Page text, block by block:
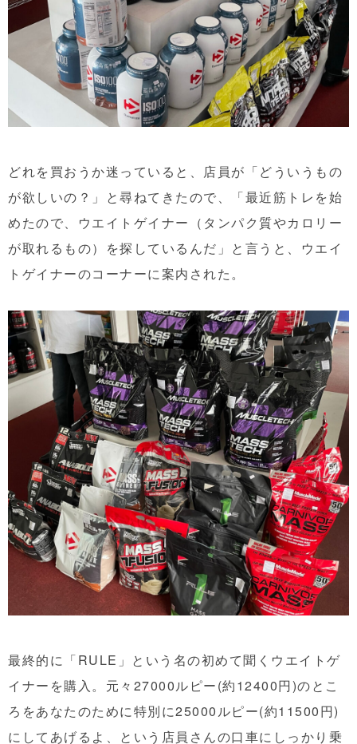
どれを買おうか迷っていると、店員が「どういうもの
が欲しいの？」と尋ねてきたので、「最近筋トレを始
めたので、ウエイトゲイナー（タンパク質やカロリー
が取れるもの）を探しているんだ」と言うと、ウエイ
トゲイナーのコーナーに案内された。
最終的に「RULE」という名の初めて聞くウエイトゲ
イナーを購入。元々27000ルピー(約12400円)のとこ
ろをあなたのために特別に25000ルピー(約11500円)
にしてあげるよ、という店員さんの口車にしっかり乗